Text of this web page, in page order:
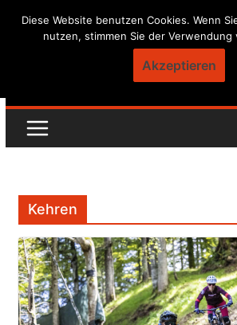
Skip
Kehren
Diese Website benutzen Cookies. Wenn
nutzen, stimmen Sie der Verwendung
Akzeptieren